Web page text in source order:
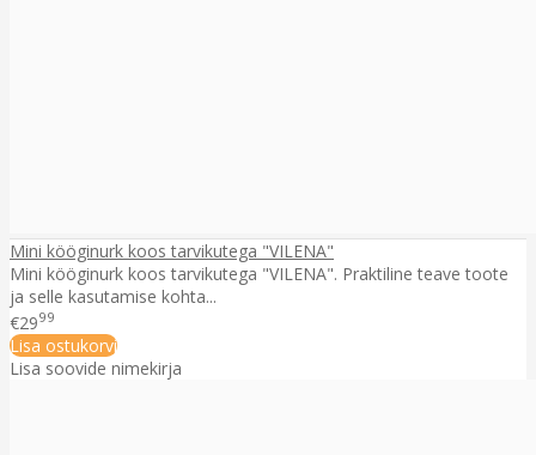
Mini kööginurk koos tarvikutega "VILENA"
Mini kööginurk koos tarvikutega "VILENA". Praktiline teave toote
ja selle kasutamise kohta...
€2999
Lisa ostukorvi
Lisa soovide nimekirja